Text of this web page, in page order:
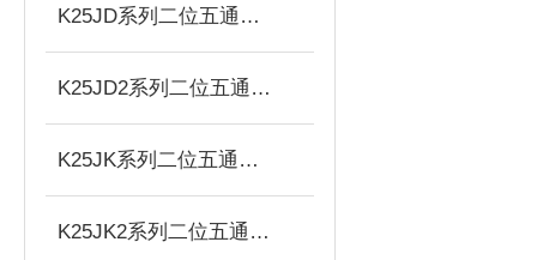
K25JD系列二位五通截止式换向阀
K25JD2系列二位五通截止式板式双电控换向阀
K25JK系列二位五通截止式换向阀
K25JK2系列二位五通截止式板式双气控换向阀